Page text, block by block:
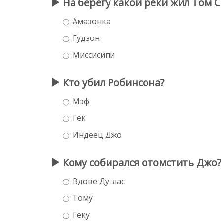
Амазонка
Гудзон
Миссисипи
Кто убил Робинсона?
Мэф
Гек
Индеец Джо
Кому собирался отомстить Джо?
Вдове Дуглас
Тому
Геку